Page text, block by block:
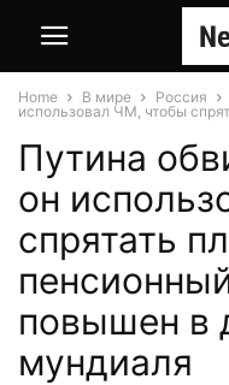
Home В мире Россия
использовал ЧМ, чтобы
Путина
он
спрятать
повышен в
мундиаля